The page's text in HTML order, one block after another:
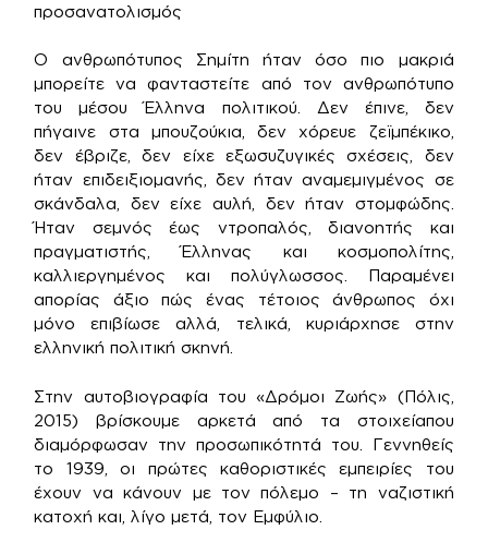
προσανατολισμός
Ο ανθρωπότυπος Σημίτη ήταν όσο πιο μακριά
μπορείτε να φανταστείτε από τον ανθρωπότυπο
του μέσου Έλληνα πολιτικού. Δεν έπινε, δεν
πήγαινε στα μπουζούκια, δεν χόρευε ζεϊμπέκικο,
δεν έβριζε, δεν είχε εξωσυζυγικές σχέσεις, δεν
ήταν επιδειξιομανής, δεν ήταν αναμεμιγμένος σε
σκάνδαλα, δεν είχε αυλή, δεν ήταν στομφώδης.
Ήταν σεμνός έως ντροπαλός, διανοητής και
πραγματιστής, Έλληνας και κοσμοπολίτης,
καλλιεργημένος και πολύγλωσσος. Παραμένει
απορίας άξιο πώς ένας τέτοιος άνθρωπος όχι
μόνο επιβίωσε αλλά, τελικά, κυριάρχησε στην
ελληνική πολιτική σκηνή.
Στην αυτοβιογραφία του «Δρόμοι Ζωής» (Πόλις,
2015) βρίσκουμε αρκετά από τα στοιχείαπου
διαμόρφωσαν την προσωπικότητά του. Γεννηθείς
το 1939, οι πρώτες καθοριστικές εμπειρίες του
έχουν να κάνουν με τον πόλεμο – τη ναζιστική
κατοχή και, λίγο μετά, τον Εμφύλιο.